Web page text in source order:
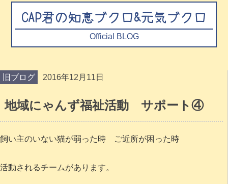
CAP君の知恵ブクロ&元気ブクロ
Official BLOG
旧ブログ 2016年12月11日
地域にゃんず福祉活動 サポート④
飼い主のいない猫が弱った時 ご近所が困った時
活動されるチームがあります。